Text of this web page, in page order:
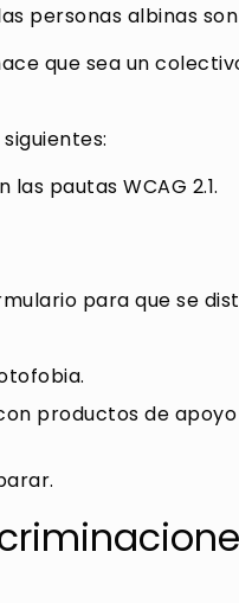
personas albinas
que sea un
pautas WCAG 2.1.
para que se
productos de